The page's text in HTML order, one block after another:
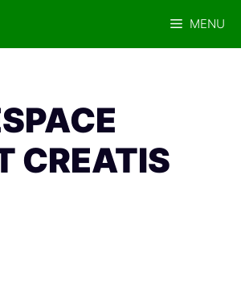
MENU
CREATIS